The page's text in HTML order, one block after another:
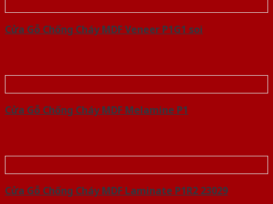
Cửa Gỗ Chống Cháy MDF Veneer P1G1 soi
Cửa Gỗ Chống Cháy MDF Melamine P1
Cửa Gỗ Chống Cháy MDF Laminate P1R2 23029